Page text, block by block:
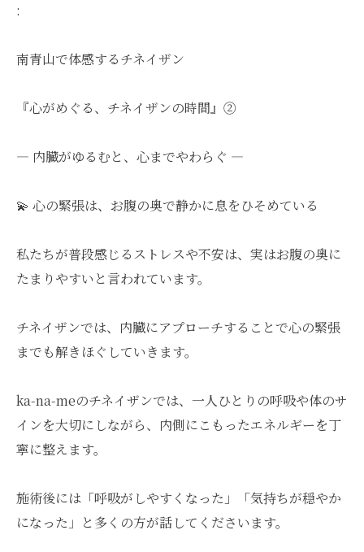
:
南青山で体感するチネイザン
『心がめぐる、チネイザンの時間』②
― 内臓がゆるむと、心までやわらぐ ―
💫 心の緊張は、お腹の奥で静かに息をひそめている
私たちが普段感じるストレスや不安は、実はお腹の奥に
たまりやすいと言われています。
チネイザンでは、内臓にアプローチすることで心の緊張
までも解きほぐしていきます。
ka-na-meのチネイザンでは、一人ひとりの呼吸や体のサ
インを大切にしながら、内側にこもったエネルギーを丁
寧に整えます。
施術後には「呼吸がしやすくなった」「気持ちが穏やか
になった」と多くの方が話してくださいます。